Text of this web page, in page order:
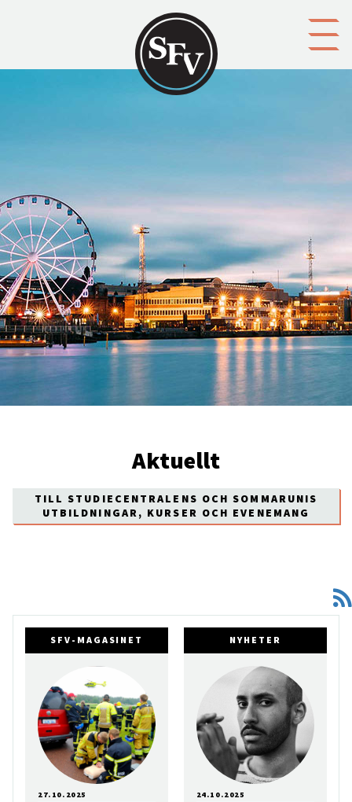
Aktuellt
TILL STUDIECENTRALENS OCH SOMMARUNIS
UTBILDNINGAR, KURSER OCH EVENEMANG
SFV-MAGASINET
27.10.2025
NYHETER
24.10.2025